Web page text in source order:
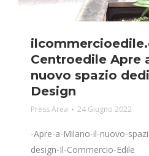
Centroedile Apre
nuovo spazio
Design
Press Area 24 Giugno 2022
-Apre-a-Milano-il-nuovo-
design-Il-Commercio-Edile